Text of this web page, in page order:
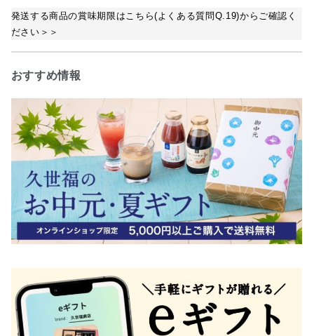
発送する商品の賞味期限はこちら(よくある質問Q.19)からご確認く
ださい＞＞
おすすめ情報